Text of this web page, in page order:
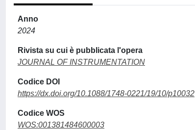
Anno
2024
Rivista su cui è pubblicata l'opera
JOURNAL OF INSTRUMENTATION
Codice DOI
https://dx.doi.org/10.1088/1748-0221/19/10/p10032
Codice WOS
WOS:001381484600003